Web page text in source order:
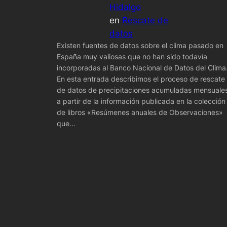
Hidalgo
en Rescate de
datos
Existen fuentes de datos sobre el clima pasado en
España muy valiosas que no han sido todavía
incorporadas al Banco Nacional de Datos del
En esta entrada describimos el proceso de rescate
de datos de precipitaciones acumuladas
a partir de la información publicada en la colección
de libros «Resúmenes anuales de Observaciones»
que…